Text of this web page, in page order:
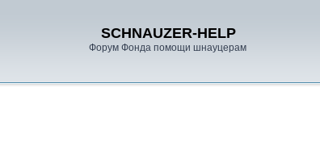
SCHNAUZER-HELP
Форум Фонда помощи шнауцерам